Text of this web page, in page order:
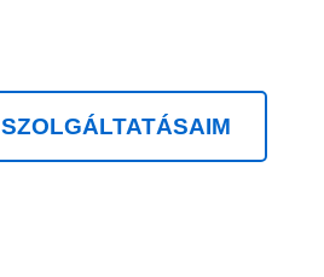
SZOLGÁLTATÁSAIM